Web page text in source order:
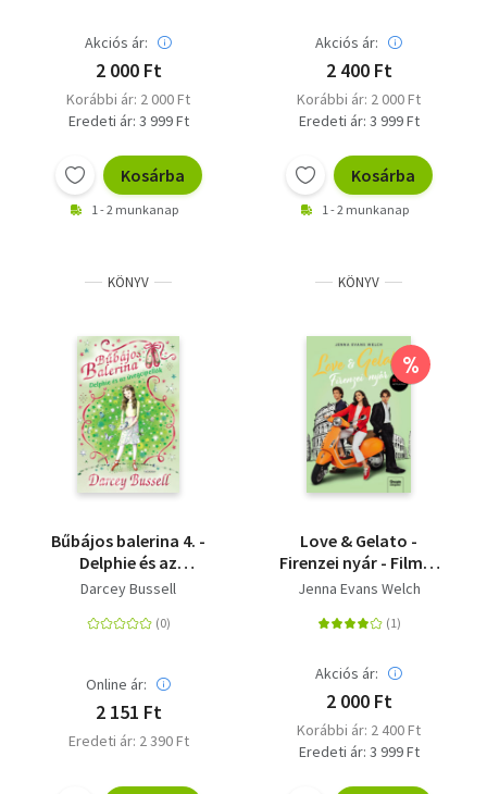
Akciós ár:
2 000 Ft
Korábbi ár: 2 000 Ft
Eredeti ár: 3 999 Ft
Kosárba
1 - 2 munkanap
Akciós ár:
2 400 Ft
Korábbi ár: 2 000 Ft
Eredeti ár: 3 999 Ft
Kosárba
1 - 2 munkanap
KÖNYV
Bűbájos balerina 4. -
Delphie és az
üvegcipellők
Darcey Bussell
Online ár:
2 151 Ft
Eredeti ár: 2 390 Ft
KÖNYV
%
Love & Gelato -
Firenzei nyár - Filmes
borítóval
Jenna Evans Welch
Akciós ár:
2 000 Ft
Korábbi ár: 2 400 Ft
Eredeti ár: 3 999 Ft